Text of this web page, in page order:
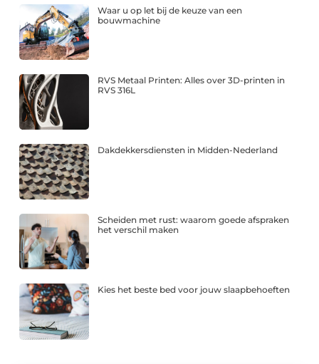
Waar u op let bij de keuze van een
bouwmachine
RVS Metaal Printen: Alles over 3D-printen in
RVS 316L
Dakdekkersdiensten in Midden-Nederland
Scheiden met rust: waarom goede afspraken
het verschil maken
Kies het beste bed voor jouw slaapbehoeften